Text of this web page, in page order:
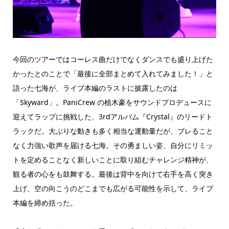
今回のツアーではコーレス曲だけでなくダンスでも盛り上げた
かったとのことで「最後に全部まとめて入れてみました！」と
語った七海が、ライブ本編のラストに披露したのは
「Skyward」。PaniCrew の植木豪をサウンドプロデュースに
迎えてラップに挑戦した、3rdアルバム『Crystal』のリードト
ラックだ。大ぶりな動きも多く相当な運動量だが、ブレること
なく力強い歌声を届ける七海。その勇ましい姿、自分にリミッ
トを定めることなく新しいことに取り組むチャレンジ精神が、
観る者の心をも鼓舞する。最後は背中を向けて右手を高く突き
上げ、空の向こうのどこまでも広がる可能性を示して、ライブ
本編を締め括った。